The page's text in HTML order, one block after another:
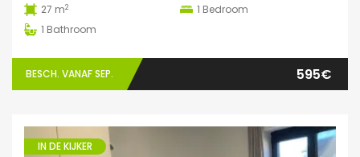
27 m2 1 Bedroom
1 Bathroom
BESCH. VANAF SEP. 595€
IN DE KIJKER